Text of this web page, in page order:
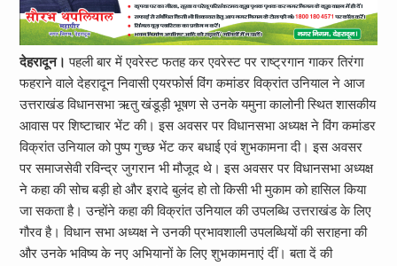
देहरादून। पहली बार में एवरेस्ट फतह कर एवरेस्ट पर राष्ट्रगान गाकर तिरंगा
फहराने वाले देहरादून निवासी एयरफोर्स विंग कमांडर विक्रांत उनियाल ने आज
उत्तराखंड विधानसभा ऋतु खंडूड़ी भूषण से उनके यमुना कालोनी स्थित शासकीय
आवास पर शिष्टाचार भेंट की। इस अवसर पर विधानसभा अध्यक्ष ने विंग कमांडर
विक्रांत उनियाल को पुष्प गुच्छ भेंट कर बधाई एवं शुभकामना दी। इस अवसर
पर समाजसेवी रविन्द्र जुगरान भी मौजूद थे। इस अवसर पर विधानसभा अध्यक्ष
ने कहा की सोच बड़ी हो और इरादे बुलंद हो तो किसी भी मुकाम को हासिल किया
जा सकता है। उन्होंने कहा की विक्रांत उनियाल की उपलब्धि उत्तराखंड के लिए
गौरव है। विधान सभा अध्यक्ष ने उनकी प्रभावशाली उपलब्धियों की सराहना की
और उनके भविष्य के नए अभियानों के लिए शुभकामनाएं दीं। बता दें की